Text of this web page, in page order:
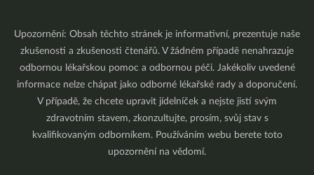
Upozornění: Obsah těchto stránek je informativní, prezentuje naše
zkušenosti a zkušenosti čtenářů. V žádném případě nenahrazuje
odbornou lékařskou pomoc a odbornou péči. Jakékoliv uvedené
informace nelze chápat jako odborné lékařské rady a doporučení.
V případě, že chcete upravit jídelníček a nejste jistí svým
zdravotním stavem, zkonzultujte, prosím, svůj stav s
kvalifikovaným odborníkem. Používáním webu berete toto
upozornění na vědomí.